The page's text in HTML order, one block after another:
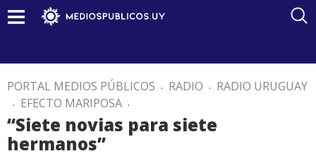
PORTAL MEDIOS PÚBLICOS . RADIO . RADIO URUGUAY
. EFECTO MARIPOSA .
“Siete novias para siete
hermanos”